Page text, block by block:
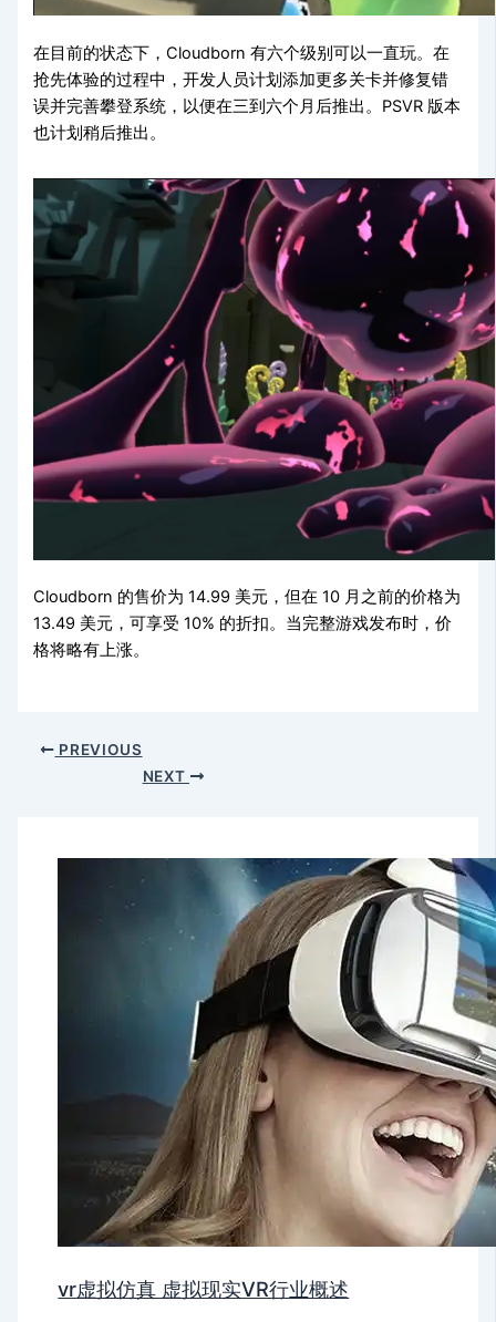
在目前的状态下，Cloudborn 有六个级别可以一直玩。在
抢先体验的过程中，开发人员计划添加更多关卡并修复错
误并完善攀登系统，以便在三到六个月后推出。PSVR 版本
也计划稍后推出。
Cloudborn 的售价为 14.99 美元，但在 10 月之前的价格为
13.49 美元，可享受 10% 的折扣。当完整游戏发布时，价
格将略有上涨。
PREVIOUS
NEXT
vr虚拟仿真 虚拟现实VR行业概述